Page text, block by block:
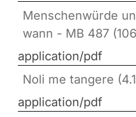
Menschenwürde
wann - MB 487
application/pdf
Noli me tangere
application/pdf